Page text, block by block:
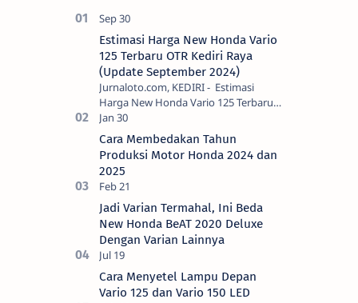
Estimasi Harga New Honda Vario
125 Terbaru OTR Kediri Raya
(Update September 2024)
Jurnaloto.com, KEDIRI - Estimasi
Harga New Honda Vario 125 Terbaru
OTR Kediri Raya (Update September
2024) Brosis sekalian, PT Astra Honda
Motor (AH…
Cara Membedakan Tahun
Produksi Motor Honda 2024 dan
2025
Jadi Varian Termahal, Ini Beda
New Honda BeAT 2020 Deluxe
Dengan Varian Lainnya
Cara Menyetel Lampu Depan
Vario 125 dan Vario 150 LED